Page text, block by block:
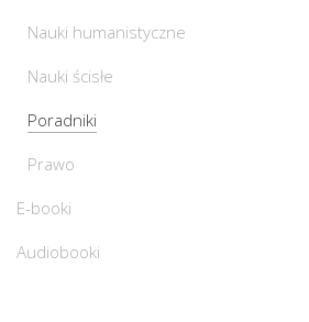
Nauki humanistyczne
Nauki ścisłe
Poradniki
Prawo
E-booki
Audiobooki